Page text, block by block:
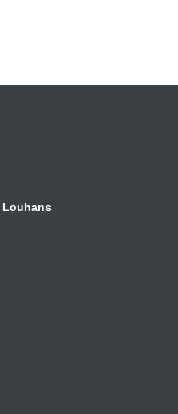
Louhans